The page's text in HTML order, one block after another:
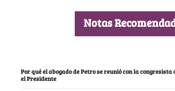
Notas
Por qué el abogado de Petro se reunió con la
el Presidente